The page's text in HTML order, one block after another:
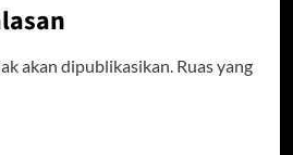
akan dipublikasikan. Ruas yang